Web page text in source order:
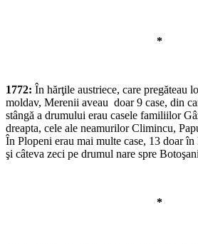
*
1772: În hărţile austriece, care pregăteau
moldav, Merenii aveau doar 9 case, din
stângă a drumului erau casele familiilor
dreapta, cele ale neamurilor Climincu,
În Plopeni erau mai multe case, 13 doar
şi câteva zeci pe drumul nare spre
*